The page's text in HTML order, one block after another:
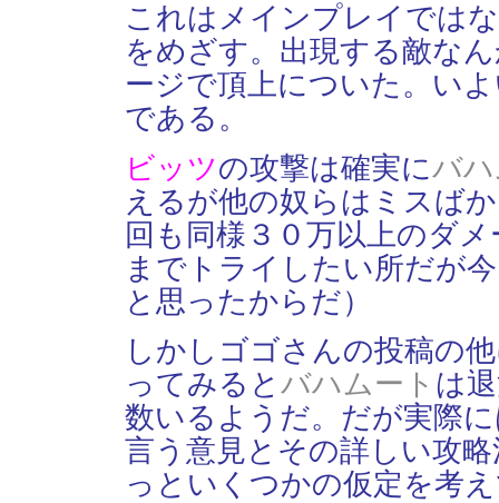
これはメインプレイでは
をめざす。出現する敵な
ージで頂上についた。い
である。
ビッツの攻撃は確実にバ
えるが他の奴らはミスば
回も同様３０万以上のダ
までトライしたい所だが
と思ったからだ）
しかしゴゴさんの投稿の
ってみると バハムート は
数いるようだ。だが実際
言う意見とその詳しい攻
っといくつかの仮定を考